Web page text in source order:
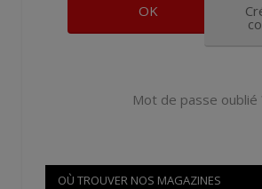
Mot de passe oublié
OÙ TROUVER NOS MAGAZINES